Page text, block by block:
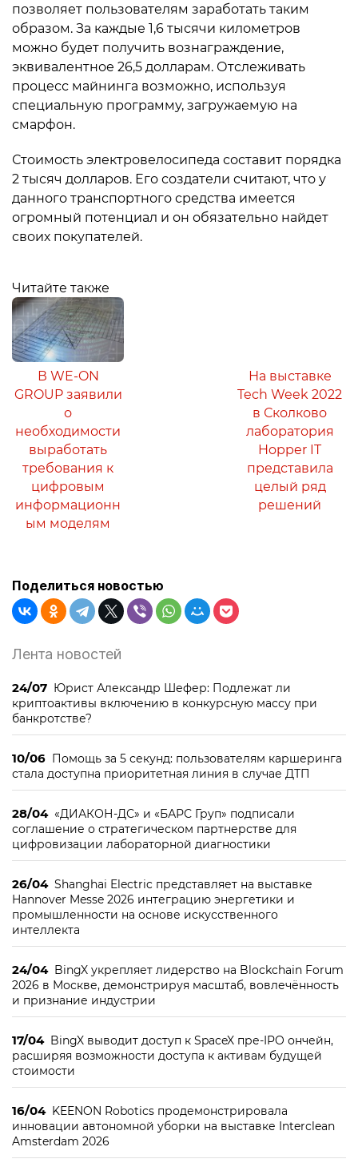
позволяет пользователям заработать таким
образом. За каждые 1,6 тысячи километров
можно будет получить вознаграждение,
эквивалентное 26,5 долларам. Отслеживать
процесс майнинга возможно, используя
специальную программу, загружаемую на
смарфон.
Стоимость электровелосипеда составит порядка
2 тысяч долларов. Его создатели считают, что у
данного транспортного средства имеется
огромный потенциал и он обязательно найдет
своих покупателей.
Читайте также
В WE-ON
GROUP заявили
о
необходимости
выработать
требования к
цифровым
информационн
ым моделям
На выставке
Tech Week 2022
в Сколково
лаборатория
Hopper IT
представила
целый ряд
решений
Поделиться новостью
Лента новостей
24/07 Юрист Александр Шефер: Подлежат ли
криптоактивы включению в конкурсную массу при
банкротстве?
10/06 Помощь за 5 секунд: пользователям каршеринга
стала доступна приоритетная линия в случае ДТП
28/04 «ДИАКОН-ДС» и «БАРС Груп» подписали
соглашение о стратегическом партнерстве для
цифровизации лабораторной диагностики
26/04 Shanghai Electric представляет на выставке
Hannover Messe 2026 интеграцию энергетики и
промышленности на основе искусственного
интеллекта
24/04 BingX укрепляет лидерство на Blockchain Forum
2026 в Москве, демонстрируя масштаб, вовлечённость
и признание индустрии
17/04 BingX выводит доступ к SpaceX пре-IPO ончейн,
расширяя возможности доступа к активам будущей
стоимости
16/04 KEENON Robotics продемонстрировала
инновации автономной уборки на выставке Interclean
Amsterdam 2026